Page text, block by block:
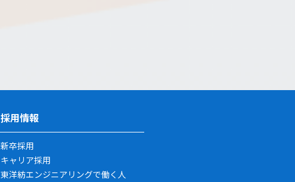
採用情報
新卒採用
キャリア採用
東洋紡エンジニアリングで働く人